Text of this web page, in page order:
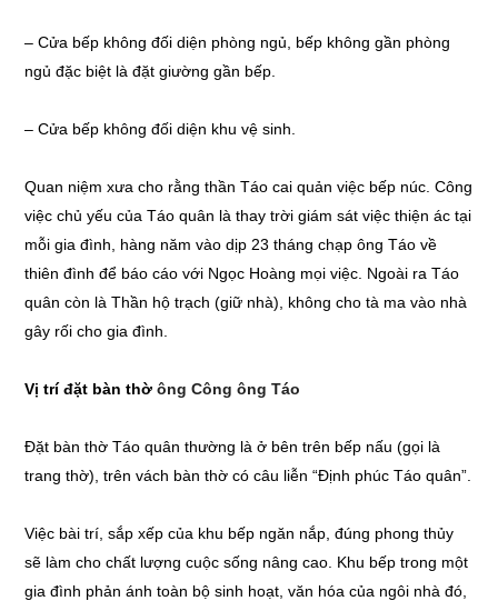
– Cửa bếp không đối diện phòng ngủ, bếp không gần phòng
ngủ đặc biệt là đặt giường gần bếp.
– Cửa bếp không đối diện khu vệ sinh.
Quan niệm xưa cho rằng thần Táo cai quản việc bếp núc. Công
việc chủ yếu của Táo quân là thay trời giám sát việc thiện ác tại
mỗi gia đình, hàng năm vào dịp 23 tháng chạp ông Táo về
thiên đình để báo cáo với Ngọc Hoàng mọi việc. Ngoài ra Táo
quân còn là Thần hộ trạch (giữ nhà), không cho tà ma vào nhà
gây rối cho gia đình.
Vị trí đặt bàn thờông Công ông Táo
Đặt bàn thờ Táo quân thường là ở bên trên bếp nấu (gọi là
trang thờ), trên vách bàn thờ có câu liễn “Định phúc Táo quân”.
Việc bài trí, sắp xếp của khu bếp ngăn nắp, đúng phong thủy
sẽ làm cho chất lượng cuộc sống nâng cao. Khu bếp trong một
gia đình phản ánh toàn bộ sinh hoạt, văn hóa của ngôi nhà đó,